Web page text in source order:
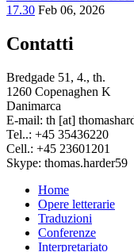
17.30 Feb 06, 2026
Contatti
Bredgade 51, 4., th.
1260 Copenaghen K
Danimarca
E-mail: th [at]
Tel..: +45 35436220
Cell.: +45 23601201
Skype: thomas.harder59
Footer
menu
Home
Opere letterarie
Traduzioni
Conferenze
Interpretariato